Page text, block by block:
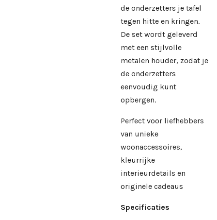
de onderzetters je tafel
tegen hitte en kringen.
De set wordt geleverd
met een stijlvolle
metalen houder, zodat je
de onderzetters
eenvoudig kunt
opbergen.
Perfect voor liefhebbers
van unieke
woonaccessoires,
kleurrijke
interieurdetails en
originele cadeaus
Specificaties